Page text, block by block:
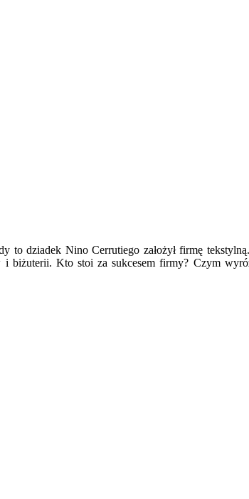
dziadek Nino Cerrutiego założył firmę
biżuterii. Kto stoi za sukcesem firmy? Czym